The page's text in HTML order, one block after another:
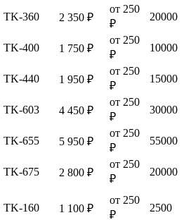
TK-360 2 350 ₽
от 250
₽
20000
TK-400 1 750 ₽
от 250
₽
10000
TK-440 1 950 ₽
от 250
₽
15000
TK-603 4 450 ₽
от 250
₽
30000
TK-655 5 950 ₽
от 250
₽
55000
TK-675 2 800 ₽
от 250
₽
20000
TK-160 1 100 ₽
от 250
₽
2500